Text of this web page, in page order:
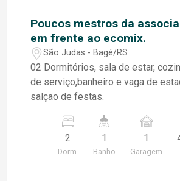
Poucos mestros da associação Rural e
em frente ao ecomix.
São Judas - Bagé/RS
02 Dormitórios, sala de estar,
de serviço,banheiro e vaga de
salçao de festas.
2
Dorm.
1
Banho
1
Garagem